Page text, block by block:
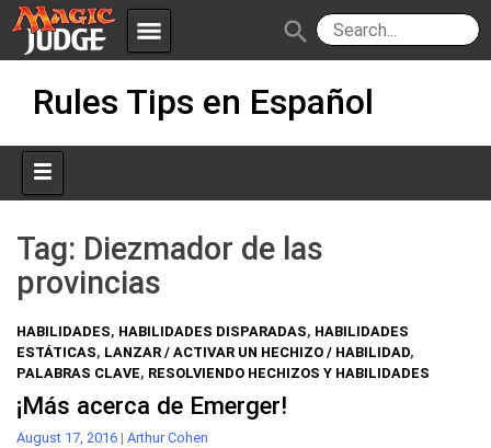
menu
Apps JudgeApps
Forum
Judges
Policies IPG
JAR
search
Rules Tips en Español
Tag: Diezmador de las
provincias
HABILIDADES, HABILIDADES DISPARADAS, HABILIDADES
ESTÁTICAS, LANZAR / ACTIVAR UN HECHIZO / HABILIDAD,
PALABRAS CLAVE, RESOLVIENDO HECHIZOS Y HABILIDADES
¡Más acerca de Emerger!
August 17, 2016 | Arthur Cohen